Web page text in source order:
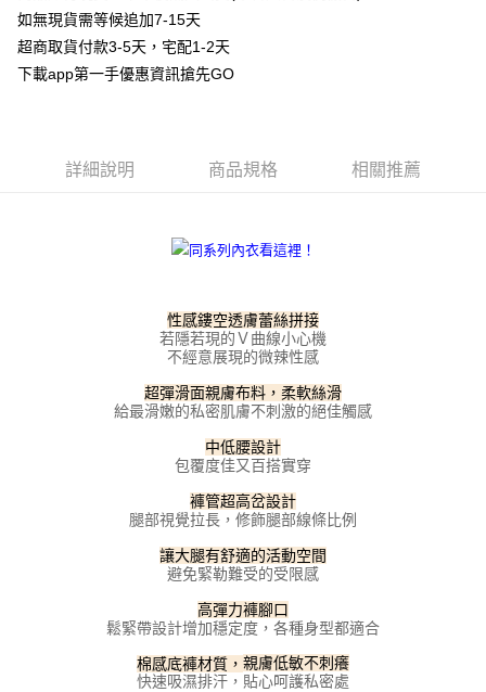
中國信託商業銀行
台灣樂天信用卡公司
【關於「AFTEE先享後付」】
AFTEE先享後付是「在收到商品之後才付款」的支付方式。 讓您購物簡單
結帳頁面，進行簡訊認證並確認金額後，即可完成結帳。
２．訂單成立數日內，您將收到繳費通知簡訊。
※ 請注意：結帳手續完成當下不需立刻繳費，但若您需要取消訂單，請聯絡
購買商品的店家。未經商家同意取消之訂單仍視為有效，需透過AFTEE先享
是否繳費成功／繳費後需取消欲退款等相關疑問，請聯繫「AFTEE先享後付
客戶支援中心」https://netprotections.freshdesk.com/support/home
１．透過由恩沛科技股份有限公司提供之「AFTEE先享後付」服務完成之交
權轉讓予恩沛科技股份有限公司。
２．關於個人資料處理事宜，請瀏覽以下網址：
https://aftee.tw/terms/#terms3
３．未成年的使用者請事先徵得法定代理人或監護人之同意方可使用
「AFTEE先享後付」，若未經同意申辦者引起之損失，本公司不負相關責
４．使用「AFTEE先享後付」時，將依據個別帳號之用戶狀況，依本公司即
請求用戶進行身份認證。
５．嚴禁一人註冊多個帳號或使用他人資訊註冊。若發現惡意使用之情形，
ATM付款
全家取貨付款
每筆NT$100，滿NT$800(含以上)免運費
每筆NT$100，滿NT$800(含以上)免運費
每筆NT$100，滿NT$800(含以上)免運費
每筆NT$100，滿NT$800(含以上)免運費
如無現貨需等候追加7-15天
超商取貨付款3-5天，宅配1-2天
下載app第一手優惠資訊搶先GO
詳細說明 商品規格 相關推薦
性感鏤空透膚蕾絲拼接
若隱若現的Ｖ曲線小心機
不經意展現的微辣性感
超彈滑面親膚布料， 柔軟絲滑
給最滑嫩的私密肌膚不刺激的絕佳觸感
中低腰設計
包覆度佳又百搭實穿
褲管超高岔設計
腿部視覺拉長，修飾腿部線條比例
讓大腿有舒適的活動空間
避免緊勒難受的受限感
高彈力褲腳口
鬆緊帶設計增加穩定度，各種身型都適合
棉感底褲材質， 親膚低敏不刺癢
快速吸濕排汗，貼心呵護私密處